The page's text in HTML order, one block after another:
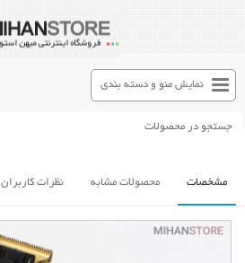
نمایش منو و دسته بندی
مشخصات محصولات مشابه نظرات کاربران